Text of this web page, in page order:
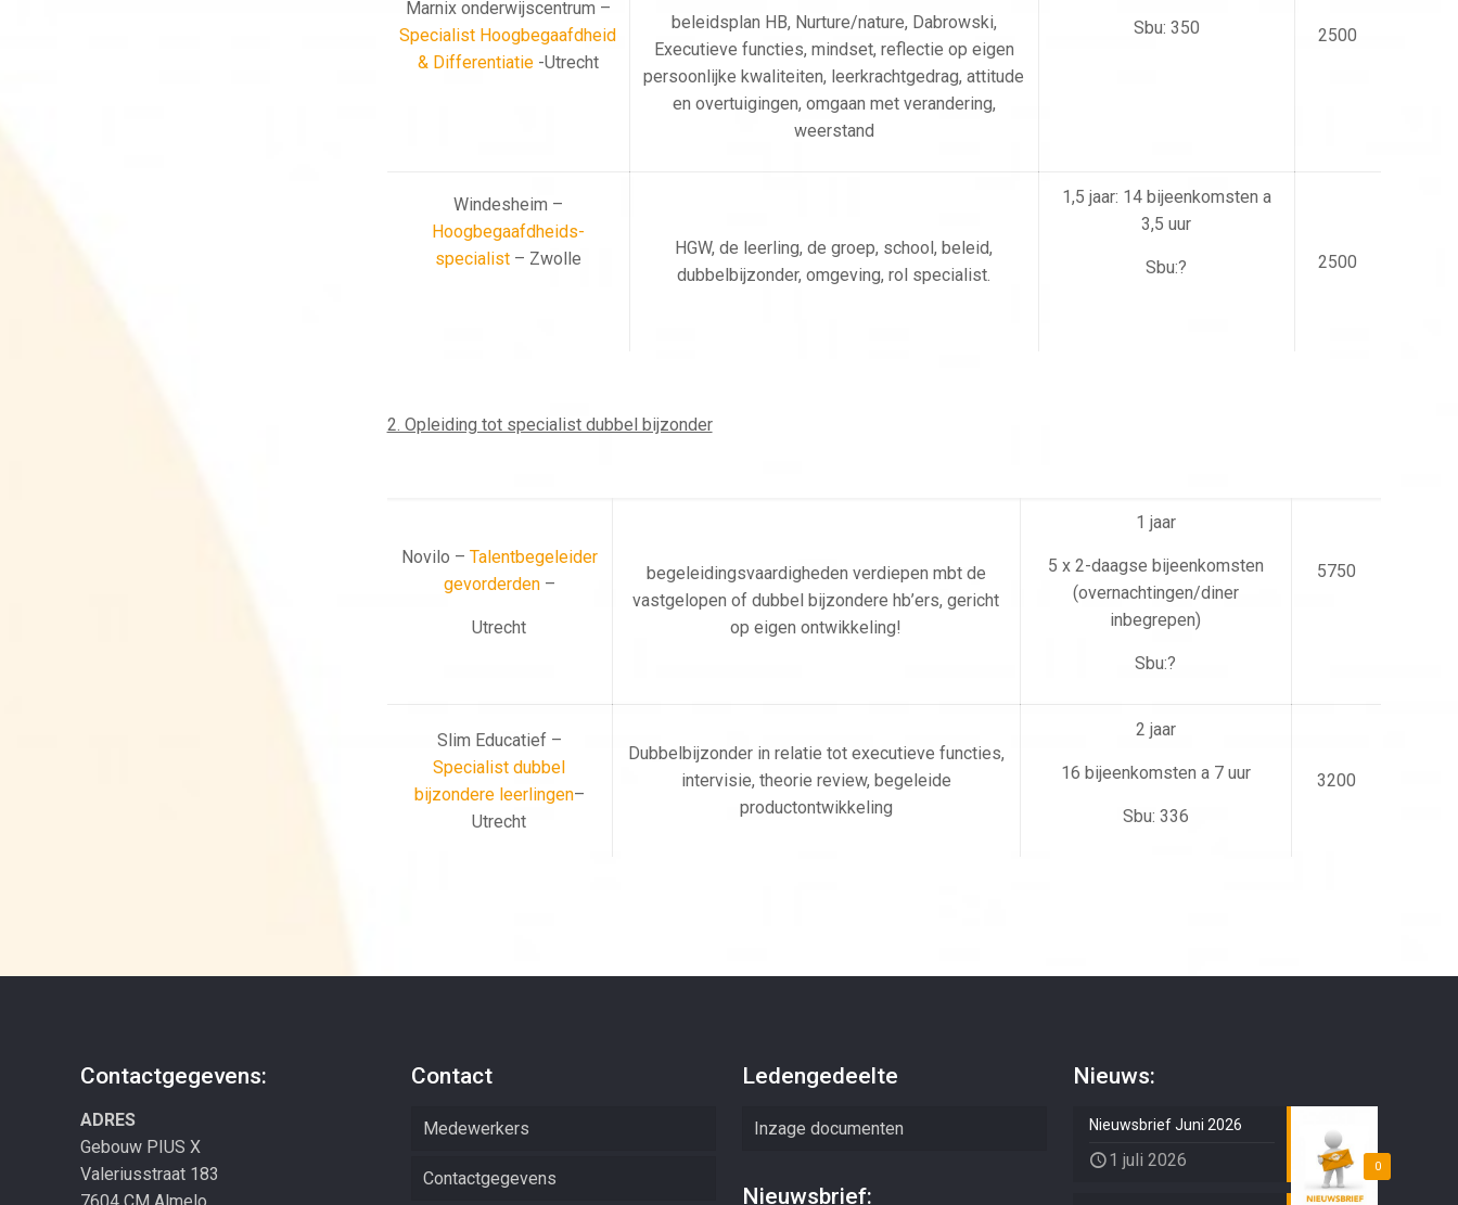
Marnix onderwijscentrum –
Specialist Hoogbegaafdheid
& Differentiatie-Utrecht
beleidsplan HB, Nurture/nature, Dabrowski,
Executieve functies, mindset, reflectie op eigen
persoonlijke kwaliteiten, leerkrachtgedrag, attitude
en overtuigingen, omgaan met verandering,
weerstand
Sbu: 350 2500
Windesheim –
Hoogbegaafdheids-
specialist– Zwolle
HGW, de leerling, de groep, school, beleid,
dubbelbijzonder, omgeving, rol specialist.
1,5 jaar: 14 bijeenkomsten a
3,5 uur
Sbu:? 2500
2. Opleiding tot specialist dubbel bijzonder
Novilo – Talentbegeleider
gevorderden–
Utrecht
begeleidingsvaardigheden verdiepen mbt de
vastgelopen of dubbel bijzondere hb’ers, gericht
op eigen ontwikkeling!
1 jaar
5 x 2-daagse bijeenkomsten
(overnachtingen/diner
inbegrepen)
Sbu:?
5750
Slim Educatief –
Specialist dubbel
bijzondere leerlingen–
Utrecht
Dubbelbijzonder in relatie tot executieve functies,
intervisie, theorie review, begeleide
productontwikkeling
2 jaar
16 bijeenkomsten a 7 uur
Sbu: 336
3200
Contactgegevens:
ADRES
Gebouw PIUS X
Valeriusstraat 183
Contact
Medewerkers
Contactgegevens
Ledengedeelte
Inzage documenten
Nieuwsbrief:
Nieuws:
0
Nieuwsbrief Juni 2026
1 juli 2026